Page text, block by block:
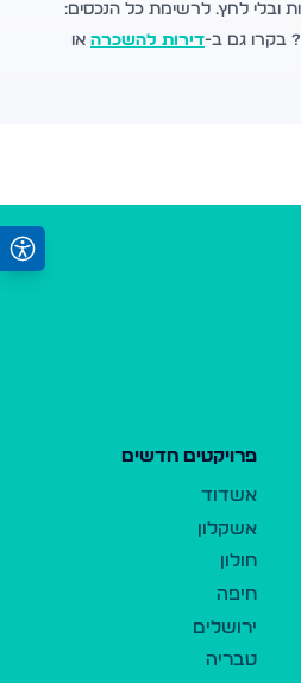
ובלי לחץ. לרשימת כל הנכסים:
בקרו גם ב-דירות להשכרה או
פרויקטים חדשים
אשדוד
אשקלון
חולון
חיפה
ירושלים
טבריה